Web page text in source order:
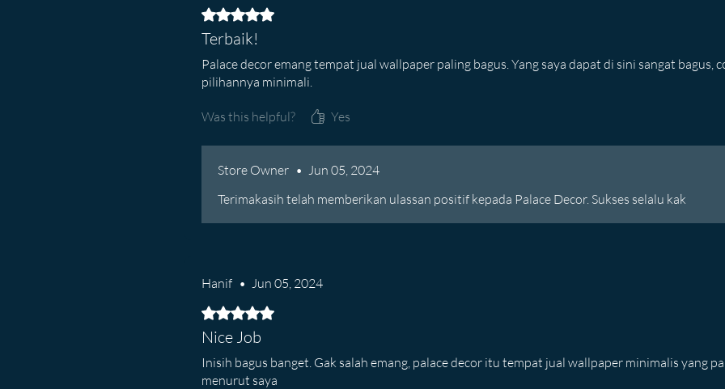
Rated 5 out of 5 stars.
Terbaik!
Palace decor emang tempat jual wallpaper paling bagus. Yang saya dapat di sini sangat bagus,
pilihannya minimali.
Was this helpful? Yes
Store Owner • Jun 05, 2024
Terimakasih telah memberikan ulassan positif kepada Palace Decor. Sukses selalu kak
Hanif • Jun 05, 2024
Rated 5 out of 5 stars.
Nice Job
Inisih bagus banget. Gak salah emang, palace decor itu tempat jual wallpaper minimalis yang
menurut saya